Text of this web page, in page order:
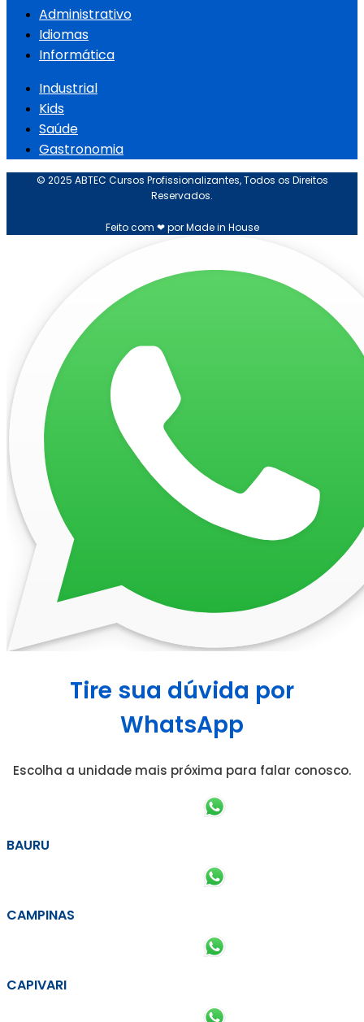
Administrativo
Idiomas
Informática
Industrial
Kids
Saúde
Gastronomia
© 2025 ABTEC Cursos Profissionalizantes, Todos os Direitos
Reservados.
Feito com ❤ por Made in House
Tire sua dúvida por
WhatsApp
Escolha a unidade mais próxima para falar conosco.
BAURU
CAMPINAS
CAPIVARI